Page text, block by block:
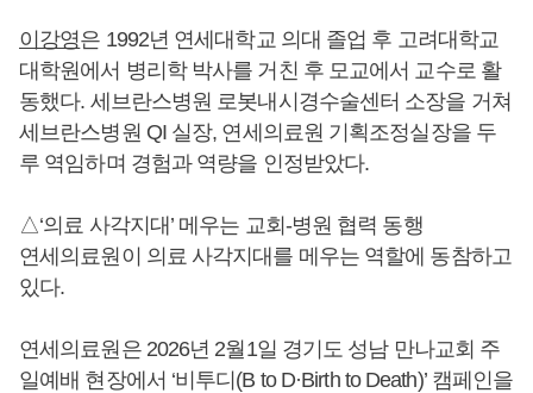
이강영은 1992년 연세대학교 의대 졸업 후 고려대학교
대학원에서 병리학 박사를 거친 후 모교에서 교수로 활
동했다. 세브란스병원 로봇내시경수술센터 소장을 거쳐
세브란스병원 QI 실장, 연세의료원 기획조정실장을 두
루 역임하며 경험과 역량을 인정받았다.
△‘의료 사각지대’ 메우는 교회-병원 협력 동행
연세의료원이 의료 사각지대를 메우는 역할에 동참하고
있다.
연세의료원은 2026년 2월1일 경기도 성남 만나교회 주
일예배 현장에서 ‘비투디(B to D·Birth to Death)’ 캠페인을